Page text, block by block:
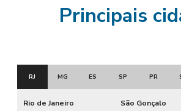
Principais
RJ MG ES SP PR
Rio de Janeiro São Gonçalo